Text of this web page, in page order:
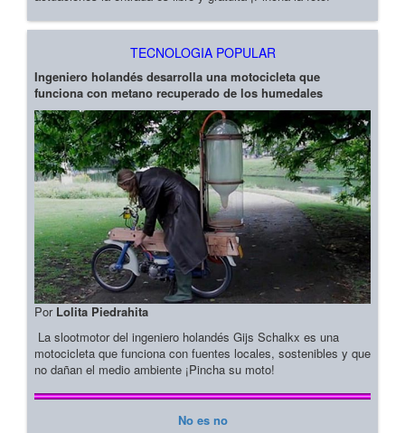
TECNOLOGIA POPULAR
Ingeniero holandés desarrolla una motocicleta que
funciona con metano recuperado de los humedales
Por Lolita Piedrahita
La slootmotor del ingeniero holandés Gijs Schalkx es una
motocicleta que funciona con fuentes locales, sostenibles y que
no dañan el medio ambiente ¡Pincha su moto!
No es no